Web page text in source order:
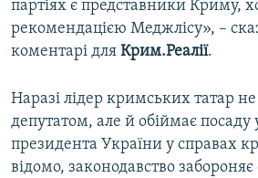
партіях є представники Криму,
рекомендацією Меджлісу», –
коментарі для Крим.Реалії.
Наразі лідер кримських татар
депутатом, але й обіймає
президента України у справах
відомо, законодавство